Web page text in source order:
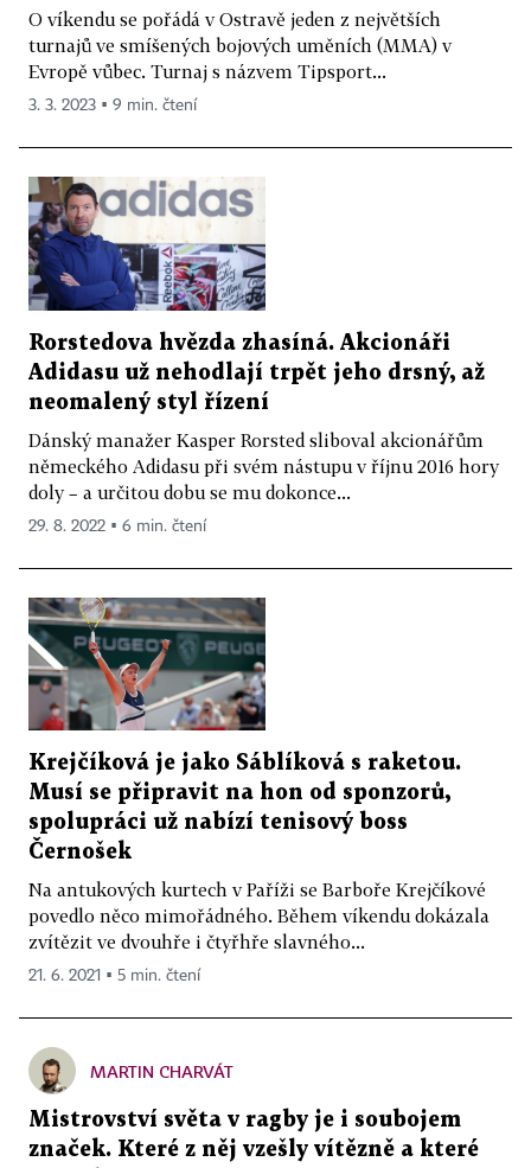
O víkendu se pořádá v Ostravě jeden z největších
turnajů ve smíšených bojových uměních (MMA) v
Evropě vůbec. Turnaj s názvem Tipsport...
3. 3. 2023 ▪ 9 min. čtení
Rorstedova hvězda zhasíná. Akcionáři
Adidasu už nehodlají trpět jeho drsný, až
neomalený styl řízení
Dánský manažer Kasper Rorsted sliboval akcionářům
německého Adidasu při svém nástupu v říjnu 2016 hory
doly – a určitou dobu se mu dokonce...
29. 8. 2022 ▪ 6 min. čtení
Krejčíková je jako Sáblíková s raketou.
Musí se připravit na hon od sponzorů,
spolupráci už nabízí tenisový boss
Černošek
Na antukových kurtech v Paříži se Barboře Krejčíkové
povedlo něco mimořádného. Během víkendu dokázala
zvítězit ve dvouhře i čtyřhře slavného...
21. 6. 2021 ▪ 5 min. čtení
MARTIN CHARVÁT
Mistrovství světa v ragby je i soubojem
značek. Které z něj vzešly vítězně a které